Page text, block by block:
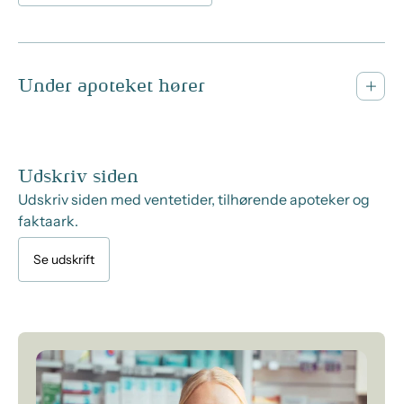
Under apoteket hører
Udskriv siden
Udskriv siden med ventetider, tilhørende apoteker og
faktaark.
Se udskrift